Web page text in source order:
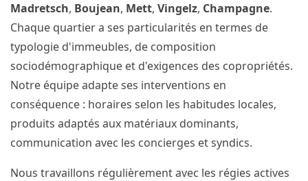
Madretsch, Boujean, Mett, Vingelz, Champagne.
Chaque quartier a ses particularités en termes de
typologie d'immeubles, de composition
sociodémographique et d'exigences des copropriétés.
Notre équipe adapte ses interventions en
conséquence : horaires selon les habitudes locales,
produits adaptés aux matériaux dominants,
communication avec les concierges et syndics.
Nous travaillons régulièrement avec les régies actives